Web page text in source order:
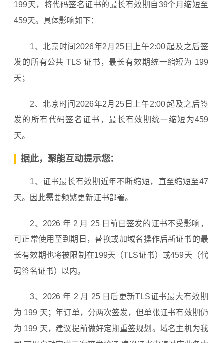
199天，将代码签名证书的最长有效期自39个月缩短至
459天。具体影响如下：
1、北京时间2026年2月25日上午2:00 起及之后签
发的所有公共 TLS 证书，最长有效期统一缩短为 199
天；
2、北京时间2026年2月25日上午2:00 起及之后签
发的所有代码签名证书，最长有效期统一缩短为459
天。
据此，聚能互动提示您：
1、证书最长有效期近年不断缩短，直至缩短至47
天。因此需要频繁更新证书部署。
2、2026 年 2 月 25 日前已签发的证书不受影响，
可正常使用至到期日，替换或加域名操作后新证书的最
长有效期也将被限制在199天（TLS证书）或459天（代
码签名证书）以内。
3、2026 年 2 月 25 日后更新TLS证书最大有效期
为 199 天；年订单，分两次签发，但单张证书有效期仍
为 199 天，建议提前做好定期重签规划。域名主机为我